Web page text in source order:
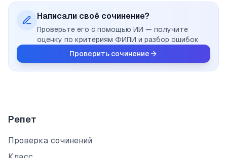
Написали своё сочинение?
Проверьте его с помощью ИИ — получите
оценку по критериям ФИПИ и разбор ошибок
Проверить сочинение
Репет
Проверка сочинений